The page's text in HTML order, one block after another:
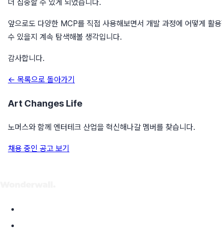
더 집중할 수 있게 되었습니다.
앞으로도 다양한 MCP를 직접 사용해보면서 개발 과정에 어떻게 활
수 있을지 계속 탐색해볼 생각입니다.
감사합니다.
← 목록으로 돌아가기
Art Changes Life
노머스와 함께 엔터테크 산업을 혁신해나갈 멤버를 찾습니다.
채용 중인 공고 보기